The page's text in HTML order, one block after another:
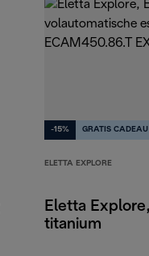
-15% GRATIS CADEAU
ELETTA EXPLORE
Eletta Explore,
titanium